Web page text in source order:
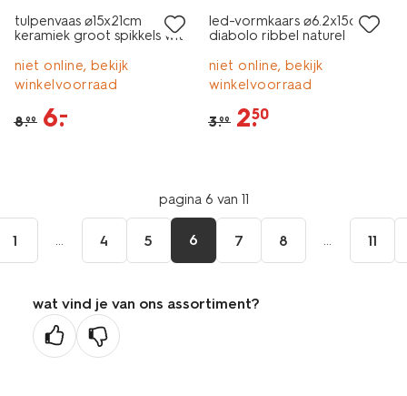
tulpenvaas ⌀15x21cm
keramiek groot spikkels wit
niet online, bekijk
winkelvoorraad
8.99 6.
–
led-vormkaars ⌀6.2x15cm
diabolo ribbel naturel
niet online, bekijk
winkelvoorraad
3.99 2.
50
pagina 6 van 11
1 ... 4 5 6 7 8 ... 11
wat vind je van ons assortiment?